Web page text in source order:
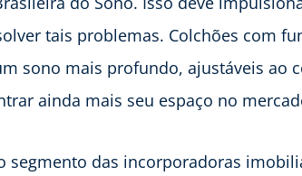
tais problemas. Colchões com
sono mais profundo, ajustáveis ao
ainda mais seu espaço no
segmento das incorporadoras